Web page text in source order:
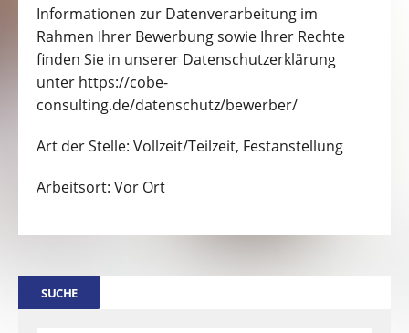
Informationen zur Datenverarbeitung im
Rahmen Ihrer Bewerbung sowie Ihrer Rechte
finden Sie in unserer Datenschutzerklärung
unter https://cobe-
consulting.de/datenschutz/bewerber/
Art der Stelle: Vollzeit/Teilzeit, Festanstellung
Arbeitsort: Vor Ort
SUCHE